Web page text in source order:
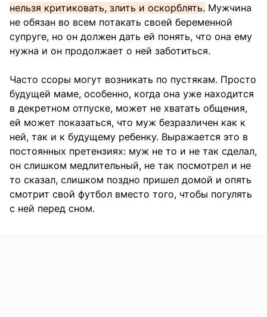
нельзя критиковать, злить и оскорблять. Мужчина
не обязан во всем потакать своей беременной
супруге, но он должен дать ей понять, что она ему
нужна и он продолжает о ней заботиться.
Часто ссоры могут возникать по пустякам. Просто
будущей маме, особенно, когда она уже находится
в декретном отпуске, может не хватать общения,
ей может показаться, что муж безразличен как к
ней, так и к будущему ребенку. Выражается это в
постоянных претензиях: муж не то и не так сделал,
он слишком медлительный, не так посмотрел и не
то сказал, слишком поздно пришел домой и опять
смотрит свой футбол вместо того, чтобы погулять
с ней перед сном.